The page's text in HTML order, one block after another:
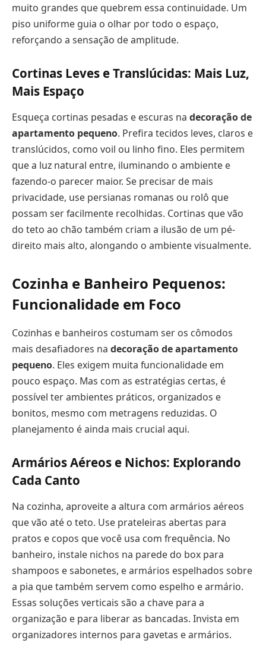
muito grandes que quebrem essa continuidade. Um
piso uniforme guia o olhar por todo o espaço,
reforçando a sensação de amplitude.
Cortinas Leves e Translúcidas: Mais Luz,
Mais Espaço
Esqueça cortinas pesadas e escuras na decoração de
apartamento pequeno. Prefira tecidos leves, claros e
translúcidos, como voil ou linho fino. Eles permitem
que a luz natural entre, iluminando o ambiente e
fazendo-o parecer maior. Se precisar de mais
privacidade, use persianas romanas ou rolô que
possam ser facilmente recolhidas. Cortinas que vão
do teto ao chão também criam a ilusão de um pé-
direito mais alto, alongando o ambiente visualmente.
Cozinha e Banheiro Pequenos:
Funcionalidade em Foco
Cozinhas e banheiros costumam ser os cômodos
mais desafiadores na decoração de apartamento
pequeno. Eles exigem muita funcionalidade em
pouco espaço. Mas com as estratégias certas, é
possível ter ambientes práticos, organizados e
bonitos, mesmo com metragens reduzidas. O
planejamento é ainda mais crucial aqui.
Armários Aéreos e Nichos: Explorando
Cada Canto
Na cozinha, aproveite a altura com armários aéreos
que vão até o teto. Use prateleiras abertas para
pratos e copos que você usa com frequência. No
banheiro, instale nichos na parede do box para
shampoos e sabonetes, e armários espelhados sobre
a pia que também servem como espelho e armário.
Essas soluções verticais são a chave para a
organização e para liberar as bancadas. Invista em
organizadores internos para gavetas e armários.